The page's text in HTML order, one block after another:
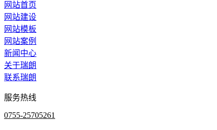
网站首页
网站建设
网站模板
网站案例
新闻中心
关于瑞朗
联系瑞朗
服务热线
0755-25705261